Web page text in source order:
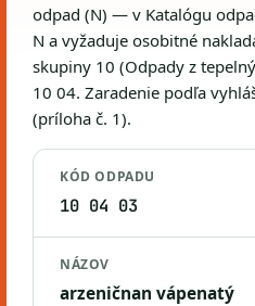
odpad (N) — v Katalógu
N a vyžaduje osobitné
skupiny 10 (Odpady z
10 04. Zaradenie podľa
(príloha č. 1).
KÓD ODPADU
10 04 03
NÁZOV
arzeničnan vápenatý